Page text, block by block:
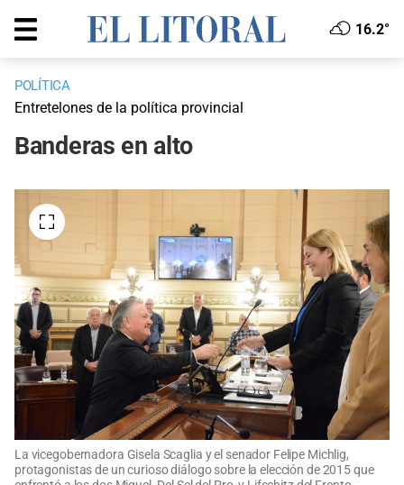
16.2°
POLÍTICA
Entretelones de la política provincial
Banderas en alto
La vicegobernadora Gisela Scaglia y el senador Felipe Michlig,
protagonistas de un curioso diálogo sobre la elección de 2015 que